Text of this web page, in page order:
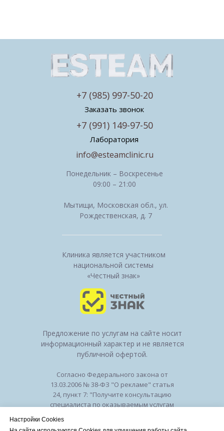
Клиника является участником
национальной системы
«Честный знак»
Понедельник – Воскресенье
09:00 – 21:00
Мытищи, Московская обл., ул.
Рождественская, д. 7
Заказать звонок
Лаборатория
info@esteamclinic.ru
+7 (991) 149-97-50
+7 (985) 997-50-20
Предложение по услугам на сайте носит
информационный характер и не является
публичной офертой.
Согласно Федерального закона от
13.03.2006 № 38-ФЗ "О рекламе" статья
24, пункт 7: "Получите консультацию
специалиста по оказываемым услугам
Настройки Cookies